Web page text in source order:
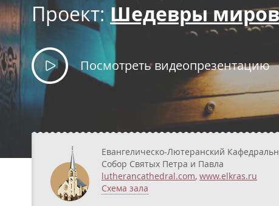
Проект:Шедевры
Посмотреть видеопрезентацию
Евангелическо-Лютеранский
Собор Святых Петра и Павла
lutherancathedral.com, www.elkras.ru
Схема зала